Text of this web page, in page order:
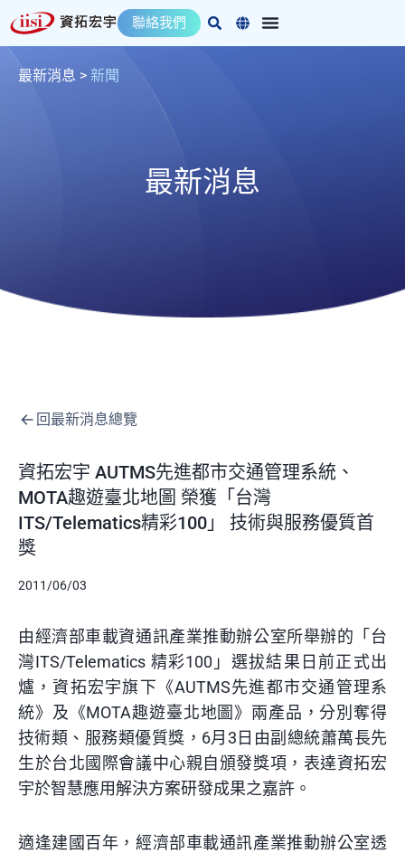
至
主
聯絡我們
最新消息 > 新聞
最新消息
回最新消息總覽
資拓宏宇 AUTMS先進都市交通管理系統、
MOTA趣遊臺北地圖 榮獲「台灣
ITS/Telematics精彩100」 技術與服務優質首
獎
2011/06/03
由經濟部車載資通訊產業推動辦公室所舉辦的「台
灣ITS/Telematics 精彩100」選拔結果日前正式出
爐，資拓宏宇旗下《AUTMS先進都市交通管理系
統》及《MOTA趣遊臺北地圖》兩產品，分別奪得
技術類、服務類優質獎，6月3日由副總統蕭萬長先
生於台北國際會議中心親自頒發獎項，表達資拓宏
宇於智慧應用解決方案研發成果之嘉許。
適逢建國百年，經濟部車載通訊產業推動辦公室透